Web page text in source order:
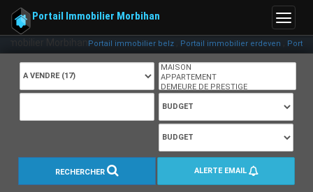
Portail immobilier belz ,Portail immobilier erdeven , Portail
Menu
Portail Immobilier Morbihan
RECHERCHER ALERTE EMAIL